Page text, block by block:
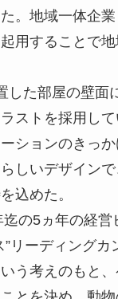
。地域一体企
用することで
した部屋の壁面
ストを採用し
ションのきっ
しいデザイン
込めた。
迄の5ヵ年の経営
リーディングカ
う考えのもと